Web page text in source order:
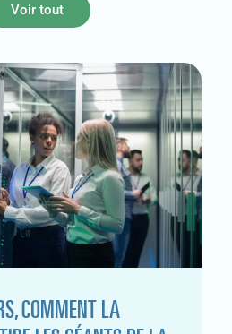
Voir tout
COMMENT LA